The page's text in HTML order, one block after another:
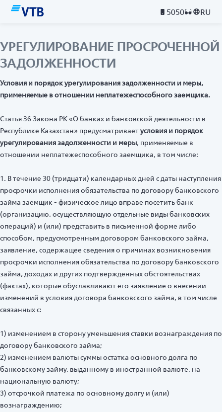
5050 RU
УРЕГУЛИРОВАНИЕ ПРОСРОЧЕННОЙ
ЗАДОЛЖЕННОСТИ
Условия и порядок урегулирования задолженности и меры,
применяемые в отношении неплатежеспособного заемщика.
Статья 36 Закона РК «О банках и банковской деятельности в
Республике Казахстан» предусматриваетусловия и порядок
урегулирования задолженности и меры, применяемые в
отношении неплатежеспособного заемщика, в том числе:
1. В течение 30 (тридцати) календарных дней с даты наступления
просрочки исполнения обязательства по договору банковского
займа заемщик - физическое лицо вправе посетить банк
(организацию, осуществляющую отдельные виды банковских
операций) и (или) представить в письменной форме либо
способом, предусмотренным договором банковского займа,
заявление, содержащее сведения о причинах возникновения
просрочки исполнения обязательства по договору банковского
займа, доходах и других подтвержденных обстоятельствах
(фактах), которые обуславливают его заявление о внесении
изменений в условия договора банковского займа, в том числе
связанных с:
1) изменением в сторону уменьшения ставки вознаграждения по
договору банковского займа;
2) изменением валюты суммы остатка основного долга по
банковскому займу, выданному в иностранной валюте, на
национальную валюту;
3) отсрочкой платежа по основному долгу и (или)
вознаграждению;